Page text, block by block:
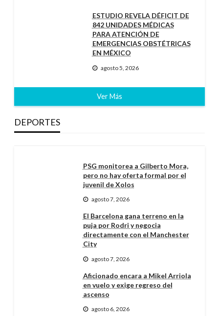
ESTUDIO REVELA DÉFICIT DE
842 UNIDADES MÉDICAS
PARA ATENCIÓN DE
EMERGENCIAS OBSTÉTRICAS
EN MÉXICO
agosto 5, 2026
Ver Más
DEPORTES
PSG monitorea a Gilberto Mora,
pero no hay oferta formal por el
juvenil de Xolos
agosto 7, 2026
El Barcelona gana terreno en la
puja por Rodri y negocia
directamente con el Manchester
City
agosto 7, 2026
Aficionado encara a Mikel Arriola
en vuelo y exige regreso del
ascenso
agosto 6, 2026